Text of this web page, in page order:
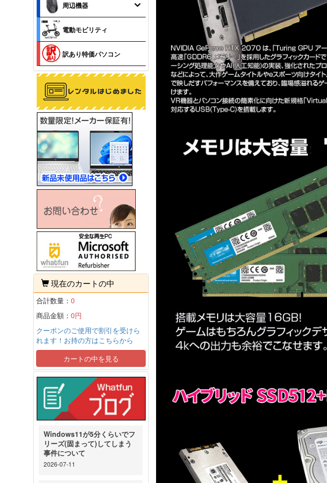
周辺機器
電動モビリティ
訳あり特価パソコン
現在のカートの中
合計数量： 0
商品金額： 0円
クーポンのご使用で割引を受けら
れます！お持の方はこちらから
カートの中を見る
Windows11が5分くらいでフ
リーズ(固まって)してしまう
事件について
2026-07-11